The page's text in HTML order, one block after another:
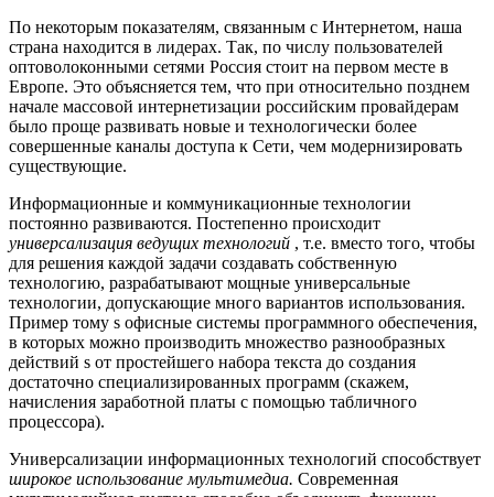
По некоторым показателям, связанным с Интернетом, наша
страна находится в лидерах. Так, по числу пользователей
оптоволоконными сетями Россия стоит на первом месте в
Европе. Это объясняется тем, что при относительно позднем
начале массовой интернетизации российским провайдерам
было проще развивать новые и технологически более
совершенные каналы доступа к Сети, чем модернизировать
существующие.
Информационные и коммуникационные технологии
постоянно развиваются. Постепенно происходит
универсализация ведущих технологий , т.е. вместо того, чтобы
для решения каждой задачи создавать собственную
технологию, разрабатывают мощные универсальные
технологии, допускающие много вариантов использования.
Пример тому ѕ офисные системы программного обеспечения,
в которых можно производить множество разнообразных
действий ѕ от простейшего набора текста до создания
достаточно специализированных программ (скажем,
начисления заработной платы с помощью табличного
процессора).
Универсализации информационных технологий способствует
широкое использование мультимедиа. Современная